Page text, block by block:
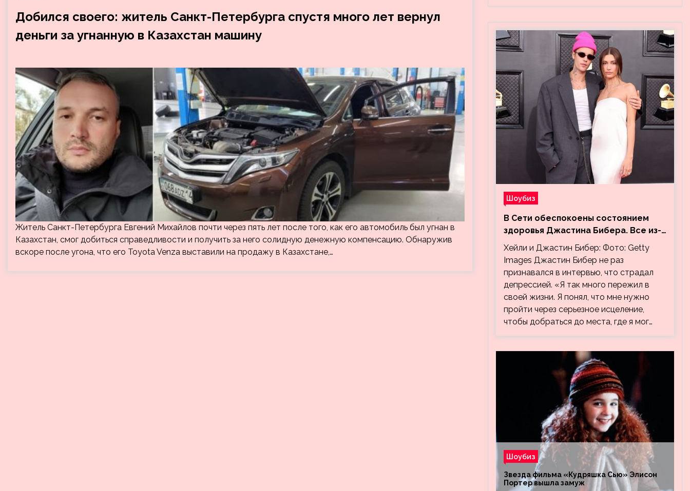
Добился своего: житель Санкт-Петербурга спустя много лет вернул
деньги за угнанную в Казахстан машину
Житель Санкт-Петербурга Евгений Михайлов почти через пять лет после того, как его автомобиль был угнан в
Казахстан, смог добиться справедливости и получить за него солидную денежную компенсацию. Обнаружив
вскоре после угона, что его Toyota Venza выставили на продажу в Казахстане,…
Шоубиз
В Сети обеспокоены состоянием
здоровья Джастина Бибера. Все из-
за видео, на котором его
успокаивает Хейли
Хейли и Джастин Бибер: Фото: Getty
Images Джастин Бибер не раз
признавался в интервью, что страдал
депрессией. «Я так много пережил в
своей жизни. Я понял, что мне нужно
пройти через серьезное исцеление,
чтобы добраться до места, где я мог…
Шоубиз
Звезда фильма «Кудряшка Сью» Элисон
Портер вышла замуж